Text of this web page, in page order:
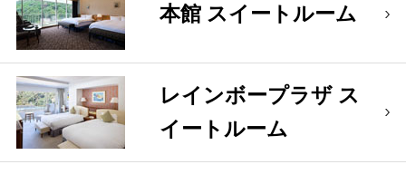
本館 スイートルーム
レインボープラザ ス
イートルーム